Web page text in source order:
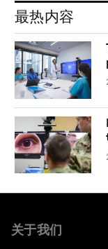
最热内容
关于我们